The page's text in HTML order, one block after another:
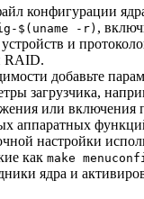
конфигурации
$(uname -r) ,
и
RAID.
добавьте
загрузчика,
или включения
аппаратных
настройки
как make
ядра и